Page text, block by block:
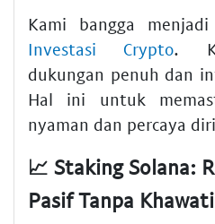
Kami bangga
Investasi Crypto.
dukungan penuh dan
Hal ini untuk
nyaman dan percaya
📈 Staking Solana:
Pasif Tanpa